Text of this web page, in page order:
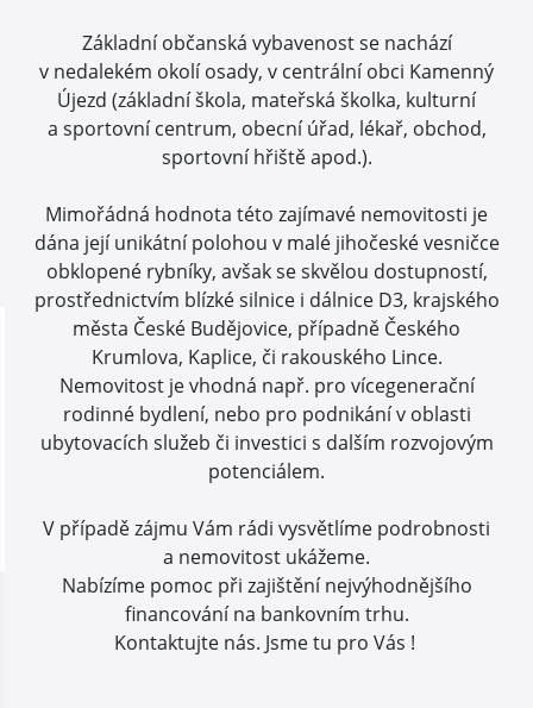
Základní občanská vybavenost se nachází
v nedalekém okolí osady, v centrální obci Kamenný
Újezd (základní škola, mateřská školka, kulturní
a sportovní centrum, obecní úřad, lékař, obchod,
sportovní hřiště apod.).
Mimořádná hodnota této zajímavé nemovitosti je
dána její unikátní polohou v malé jihočeské vesničce
obklopené rybníky, avšak se skvělou dostupností,
prostřednictvím blízké silnice i dálnice D3, krajského
města České Budějovice, případně Českého
Krumlova, Kaplice, či rakouského Lince.
Nemovitost je vhodná např. pro vícegenerační
rodinné bydlení, nebo pro podnikání v oblasti
ubytovacích služeb či investici s dalším rozvojovým
potenciálem.
V případě zájmu Vám rádi vysvětlíme podrobnosti
a nemovitost ukážeme.
Nabízíme pomoc při zajištění nejvýhodnějšího
financování na bankovním trhu.
Kontaktujte nás. Jsme tu pro Vás !